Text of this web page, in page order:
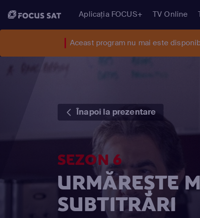
Aplicația FOCUS+ TV Online
Aceast program nu mai este
Înapoi la prezentare
SEZON 6
URMĂREȘTE
SUBTITRĂRI